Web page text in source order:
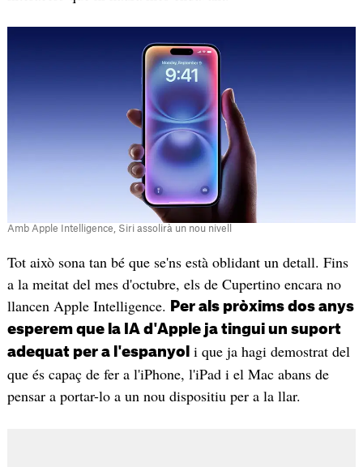
Amb Apple Intelligence, Siri assolirà un nou nivell
Tot això sona tan bé que se'ns està oblidant un detall. Fins
a la meitat del mes d'octubre, els de Cupertino encara no
llancen Apple Intelligence.
Per als pròxims dos anys
esperem que la IA d'Apple ja tingui un suport
adequat per a l'espanyol i que ja hagi demostrat del
que és capaç de fer a l'iPhone, l'iPad i el Mac abans de
pensar a portar-lo a un nou dispositiu per a la llar.